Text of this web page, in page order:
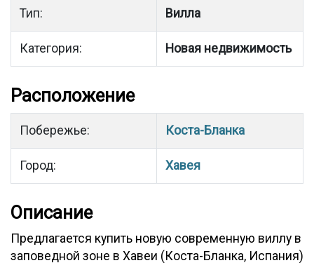
Тип: Вилла
Категория: Новая недвижимость
Расположение
Побережье: Коста-Бланка
Город: Хавея
Описание
Предлагается купить новую современную виллу в
заповедной зоне в Хавеи (Коста-Бланка, Испания)